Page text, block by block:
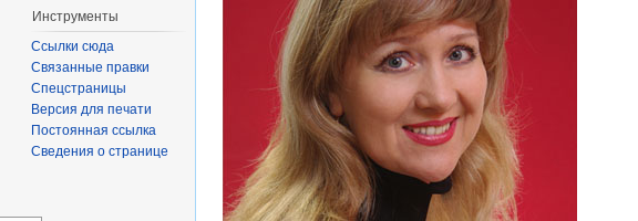
Инструменты
Ссылки сюда
Связанные правки
Спецстраницы
Версия для печати
Постоянная ссылка
Сведения о странице